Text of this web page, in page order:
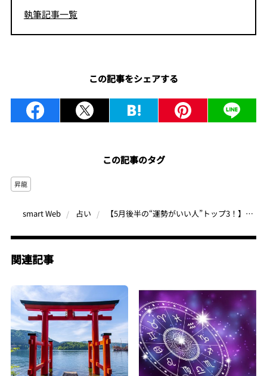
執筆記事一覧
この記事をシェアする
この記事のタグ
昇龍
smart Web 占い 【5月後半の“運勢がいい人”トップ3！】この誕生月が絶好調！恋・仕事・対人運が急上昇中なのは何月生まれ？｜昇龍先生の誕生月占い
関連記事